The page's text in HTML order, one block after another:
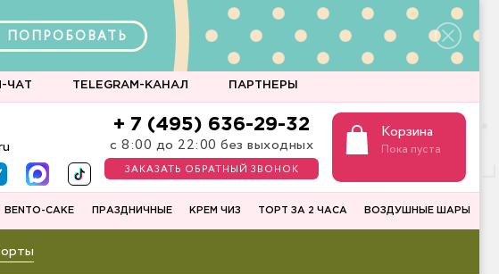
ПОПРОБОВАТЬ
ЧАТ TELEGRAM-КАНАЛ ПАРТНЕРЫ
+ 7 (495) 636-29-32
с 8:00 до 22:00 без выходных
ЗАКАЗАТЬ ОБРАТНЫЙ ЗВОНОК
Корзина
Пока пуста
BENTO-CAKE ПРАЗДНИЧНЫЕ КРЕМ ЧИЗ ТОРТ ЗА 2 ЧАСА ВОЗДУШНЫЕ ШАРЫ